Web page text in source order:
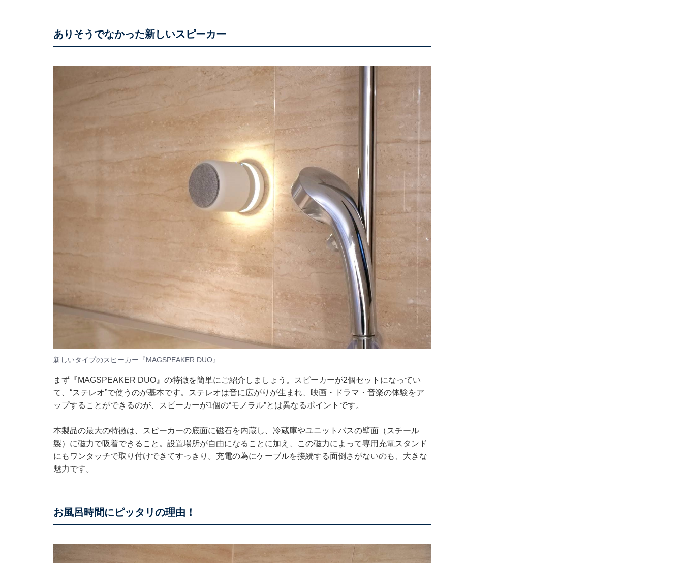
ありそうでなかった新しいスピーカー
新しいタイプのスピーカー『MAGSPEAKER DUO』
まず『MAGSPEAKER DUO』の特徴を簡単にご紹介しましょう。スピーカーが2個セットになってい
て、“ステレオ”で使うのが基本です。ステレオは音に広がりが生まれ、映画・ドラマ・音楽の体験をア
ップすることができるのが、スピーカーが1個の“モノラル”とは異なるポイントです。
本製品の最大の特徴は、スピーカーの底面に磁石を内蔵し、冷蔵庫やユニットバスの壁面（スチール
製）に磁力で吸着できること。設置場所が自由になることに加え、この磁力によって専用充電スタンド
にもワンタッチで取り付けできてすっきり。充電の為にケーブルを接続する面倒さがないのも、大きな
魅力です。
お風呂時間にピッタリの理由！